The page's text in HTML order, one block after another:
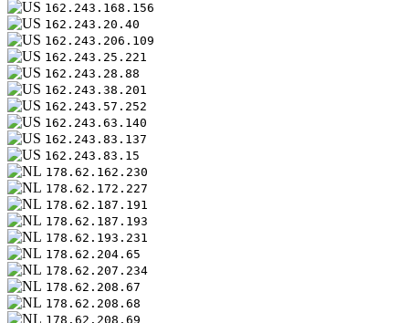
162.243.168.156
162.243.20.40
162.243.206.109
162.243.25.221
162.243.28.88
162.243.38.201
162.243.57.252
162.243.63.140
162.243.83.137
162.243.83.15
178.62.162.230
178.62.172.227
178.62.187.191
178.62.187.193
178.62.193.231
178.62.204.65
178.62.207.234
178.62.208.67
178.62.208.68
178.62.208.69